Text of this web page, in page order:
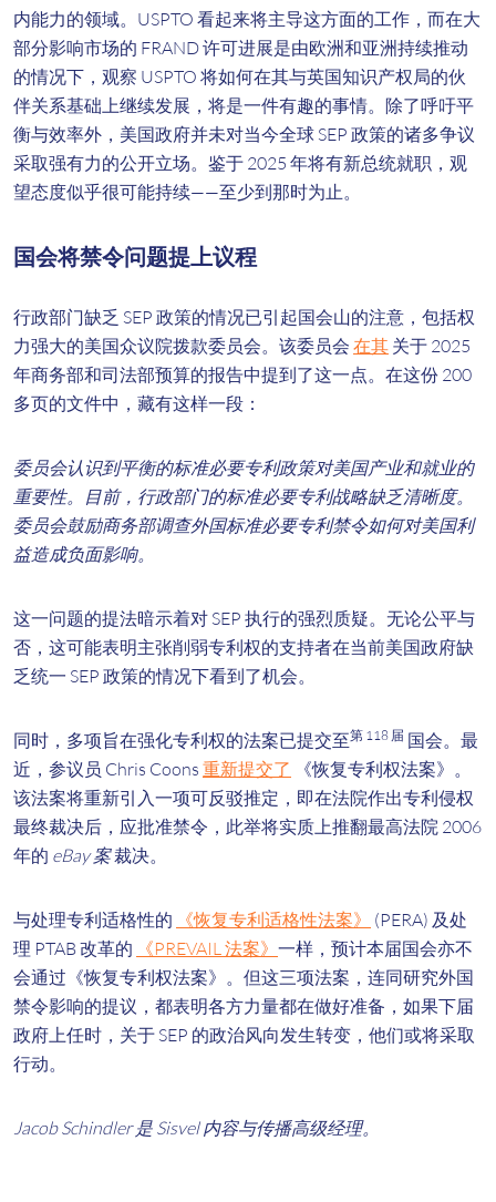
内能力的领域。USPTO 看起来将主导这方面的工作，而在大
部分影响市场的 FRAND 许可进展是由欧洲和亚洲持续推动
的情况下，观察 USPTO 将如何在其与英国知识产权局的伙
伴关系基础上继续发展，将是一件有趣的事情。除了呼吁平
衡与效率外，美国政府并未对当今全球 SEP 政策的诸多争议
采取强有力的公开立场。鉴于 2025 年将有新总统就职，观
望态度似乎很可能持续——至少到那时为止。
国会将禁令问题提上议程
行政部门缺乏 SEP 政策的情况已引起国会山的注意，包括权
力强大的美国众议院拨款委员会。该委员会 在其 关于 2025
年商务部和司法部预算的报告中提到了这一点。在这份 200
多页的文件中，藏有这样一段：
委员会认识到平衡的标准必要专利政策对美国产业和就业的
重要性。目前，行政部门的标准必要专利战略缺乏清晰度。
委员会鼓励商务部调查外国标准必要专利禁令如何对美国利
益造成负面影响。
这一问题的提法暗示着对 SEP 执行的强烈质疑。无论公平与
否，这可能表明主张削弱专利权的支持者在当前美国政府缺
乏统一 SEP 政策的情况下看到了机会。
同时，多项旨在强化专利权的法案已提交至第 118 届 国会。最
近，参议员 Chris Coons 重新提交了 《恢复专利权法案》。
该法案将重新引入一项可反驳推定，即在法院作出专利侵权
最终裁决后，应批准禁令，此举将实质上推翻最高法院 2006
年的 eBay 案裁决。
与处理专利适格性的 《恢复专利适格性法案》
(PERA) 及处
理 PTAB 改革的
《PREVAIL 法案》 一样，预计本届国会亦不
会通过《恢复专利权法案》。但这三项法案，连同研究外国
禁令影响的提议，都表明各方力量都在做好准备，如果下届
政府上任时，关于 SEP 的政治风向发生转变，他们或将采取
行动。
Jacob Schindler 是 Sisvel 内容与传播高级经理。